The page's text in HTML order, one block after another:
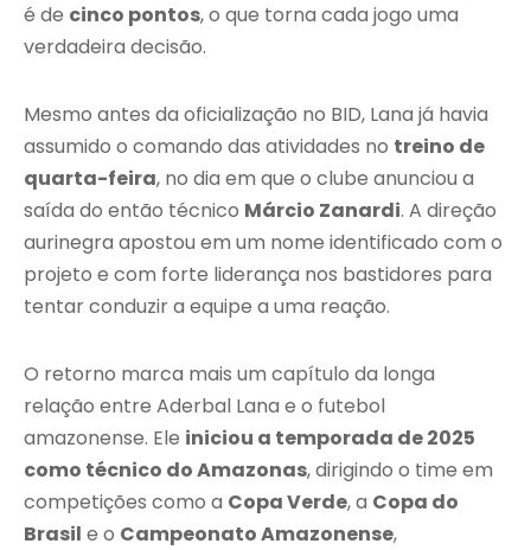
é de cinco pontos, o que torna cada jogo uma
verdadeira decisão.
Mesmo antes da oficialização no BID, Lana já havia
assumido o comando das atividades no treino de
quarta-feira, no dia em que o clube anunciou a
saída do então técnico Márcio Zanardi. A direção
aurinegra apostou em um nome identificado com o
projeto e com forte liderança nos bastidores para
tentar conduzir a equipe a uma reação.
O retorno marca mais um capítulo da longa
relação entre Aderbal Lana e o futebol
amazonense. Ele iniciou a temporada de 2025
como técnico do Amazonas, dirigindo o time em
competições como a Copa Verde, a Copa do
Brasil e o Campeonato Amazonense,